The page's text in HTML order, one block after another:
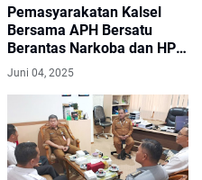
Pemasyarakatan Kalsel
Bersama APH Bersatu
Berantas Narkoba dan HP
Ilegal di Lapas, Rutan, dan
Juni 04, 2025